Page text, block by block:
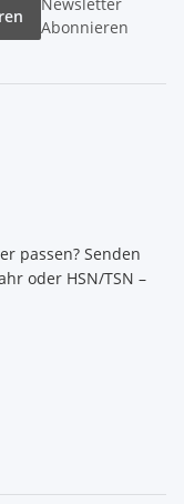
Abonnieren
passen? Senden
oder HSN/TSN –